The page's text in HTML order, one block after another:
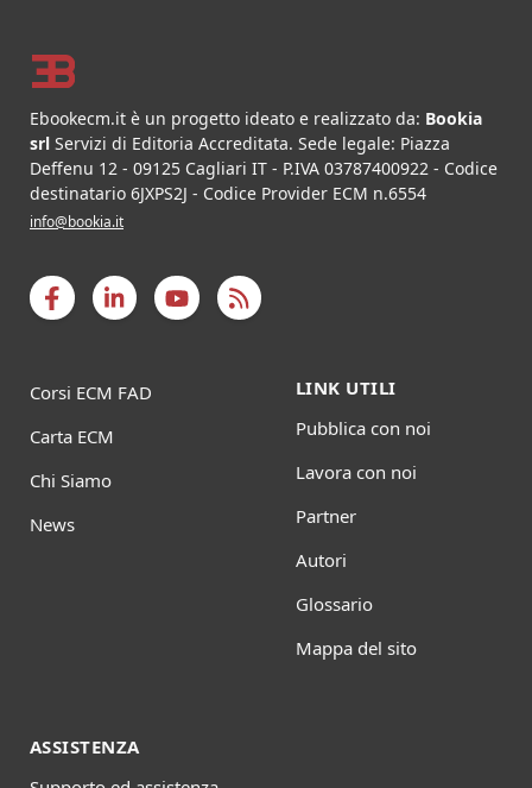
Ebookecm.it è un progetto ideato e realizzato da: Bookia
srl Servizi di Editoria Accreditata. Sede legale: Piazza
Deffenu 12 - 09125 Cagliari IT - P.IVA 03787400922 - Codice
destinatario 6JXPS2J - Codice Provider ECM n.6554
info@bookia.it
Corsi ECM FAD
Carta ECM
Chi Siamo
News
LINK UTILI
Pubblica con noi
Lavora con noi
Partner
Autori
Glossario
Mappa del sito
ASSISTENZA